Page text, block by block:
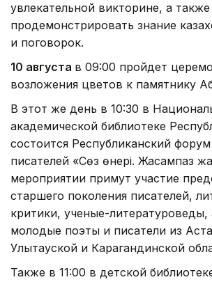
увлекательной викторине, а также
продемонстрировать знание
и поговорок.
10 августа в 09:00 пройдет
возложения цветов к памятнику
В этот же день в 10:30 в
академической библиотеке
состоится Республиканский
писателей «Сөз өнері. Жасампаз
мероприятии примут участие
старшего поколения писателей,
критики, ученые-литературоведы,
молодые поэты и писатели из
Улытауской и Карагандинской
Также в 11:00 в детской